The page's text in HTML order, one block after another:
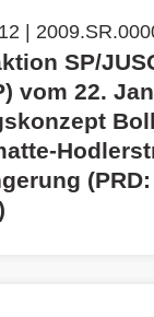
|
SP/
vom 22.
(PRD: